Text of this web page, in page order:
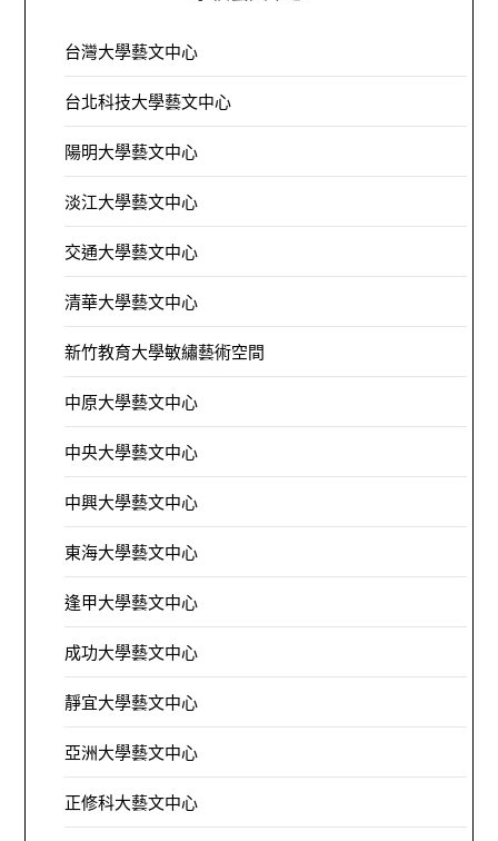
台灣大學藝文中心
台北科技大學藝文中心
陽明大學藝文中心
淡江大學藝文中心
交通大學藝文中心
清華大學藝文中心
新竹教育大學敏繡藝術空間
中原大學藝文中心
中央大學藝文中心
中興大學藝文中心
東海大學藝文中心
逢甲大學藝文中心
成功大學藝文中心
靜宜大學藝文中心
亞洲大學藝文中心
正修科大藝文中心